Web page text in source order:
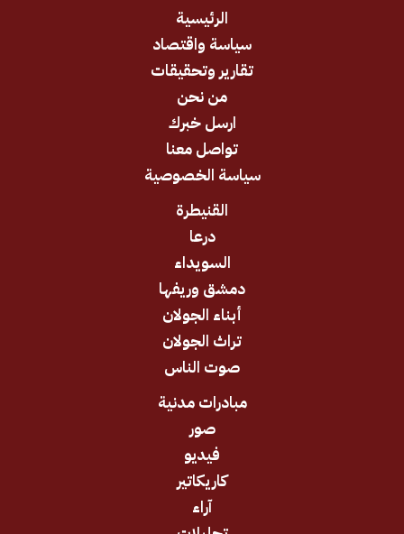
سياسة واقتصاد
تقارير وتحقيقات
ارسل خبرك
تواصل معنا
سياسة الخصوصية
دمشق وريفها
أبناء الجولان
تراث الجولان
صوت الناس
مبادرات مدنية